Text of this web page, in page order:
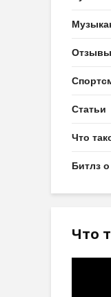
Статьи
Что
Битлз
Что